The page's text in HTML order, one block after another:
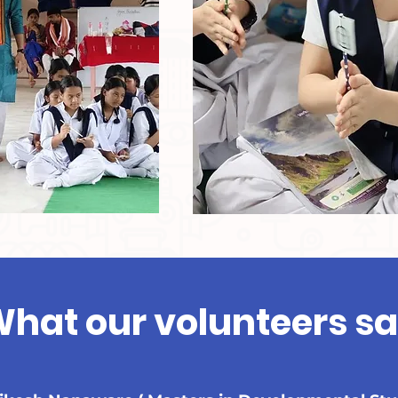
our volunteers